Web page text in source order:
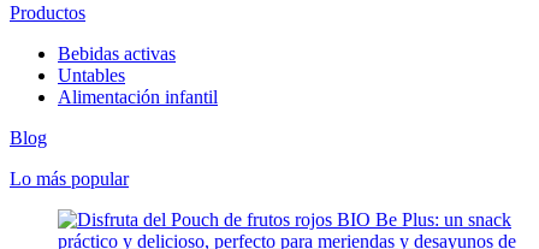
Productos
Bebidas activas
Untables
Alimentación infantil
Blog
Lo más popular